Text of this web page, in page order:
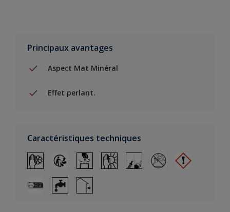
Principaux avantages
Aspect Mat Minéral
Effet perlant.
Caractéristiques techniques